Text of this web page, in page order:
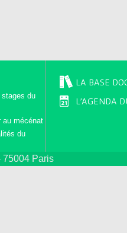
stages du
au mécénat
du
LA BASE
L'AGENDA
75004 Paris